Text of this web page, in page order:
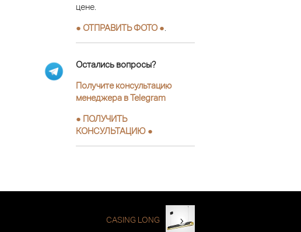
цене.
● ОТПРАВИТЬ ФОТО ●
Остались вопросы?
Получите консультацию
менеджера в Telegram
● ПОЛУЧИТЬ
КОНСУЛЬТАЦИЮ ●
CASING LONG